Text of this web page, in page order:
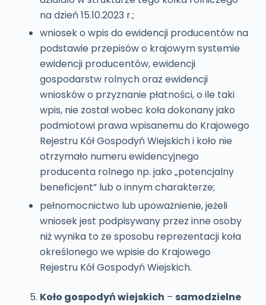
na dzień 15.10.2023 r.;
wniosek o wpis do ewidencji producentów na
podstawie przepisów o krajowym systemie
ewidencji producentów, ewidencji
gospodarstw rolnych oraz ewidencji
wniosków o przyznanie płatności, o ile taki
wpis, nie został wobec koła dokonany jako
podmiotowi prawa wpisanemu do Krajowego
Rejestru Kół Gospodyń Wiejskich i koło nie
otrzymało numeru ewidencyjnego
producenta rolnego np. jako „potencjalny
beneficjent” lub o innym charakterze;
pełnomocnictwo lub upoważnienie, jeżeli
wniosek jest podpisywany przez inne osoby
niż wynika to ze sposobu reprezentacji koła
określonego we wpisie do Krajowego
Rejestru Kół Gospodyń Wiejskich.
Koło gospodyń wiejskich – samodzielne